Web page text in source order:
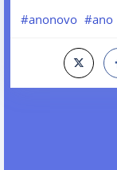
#anonovo #ano